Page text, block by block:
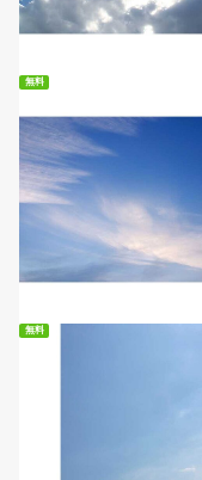
無料ダウンロード
無料
無料ダウンロード
無料